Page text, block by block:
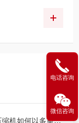
化铸就纯净高压气源
电话咨询
微信咨询